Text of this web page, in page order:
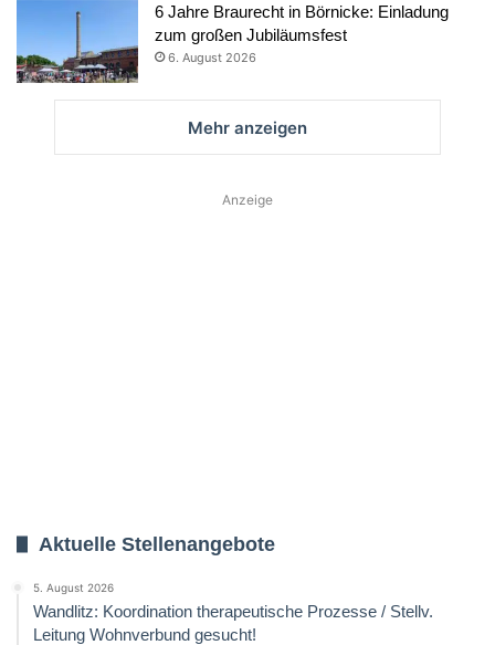
6 Jahre Braurecht in Börnicke: Einladung
zum großen Jubiläumsfest
6. August 2026
Mehr anzeigen
Anzeige
Aktuelle Stellenangebote
5. August 2026
Wandlitz: Koordination therapeutische Prozesse / Stellv.
Leitung Wohnverbund gesucht!